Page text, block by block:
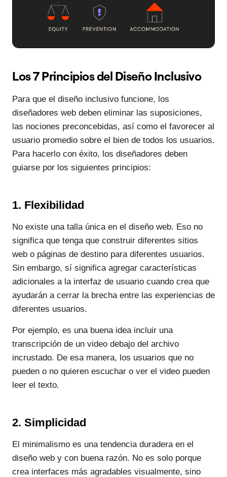
Los 7 Principios del Diseño Inclusivo
Para que el diseño inclusivo funcione, los
diseñadores web deben eliminar las suposiciones,
las nociones preconcebidas, así como el favorecer al
usuario promedio sobre el bien de todos los usuarios.
Para hacerlo con éxito, los diseñadores deben
guiarse por los siguientes principios:
1. Flexibilidad
No existe una talla única en el diseño web. Eso no
significa que tenga que construir diferentes sitios
web o páginas de destino para diferentes usuarios.
Sin embargo, sí significa agregar características
adicionales a la interfaz de usuario cuando crea que
ayudarán a cerrar la brecha entre las experiencias de
diferentes usuarios.
Por ejemplo, es una buena idea incluir una
transcripción de un video debajo del archivo
incrustado. De esa manera, los usuarios que no
pueden o no quieren escuchar o ver el video pueden
leer el texto.
2. Simplicidad
El minimalismo es una tendencia duradera en el
diseño web y con buena razón. No es solo porque
crea interfaces más agradables visualmente, sino